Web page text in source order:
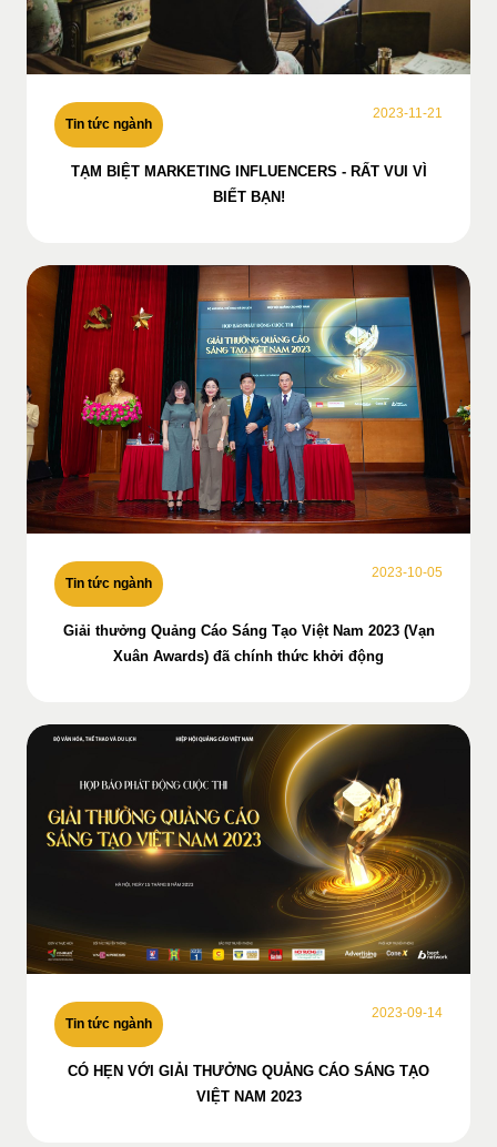
Tin tức ngành
2023-11-21
TẠM BIỆT MARKETING INFLUENCERS - RẤT VUI VÌ
BIẾT BẠN!
Tin tức ngành
2023-10-05
Giải thưởng Quảng Cáo Sáng Tạo Việt Nam 2023 (Vạn
Xuân Awards) đã chính thức khởi động
Tin tức ngành
2023-09-14
CÓ HẸN VỚI GIẢI THƯỞNG QUẢNG CÁO SÁNG TẠO
VIỆT NAM 2023